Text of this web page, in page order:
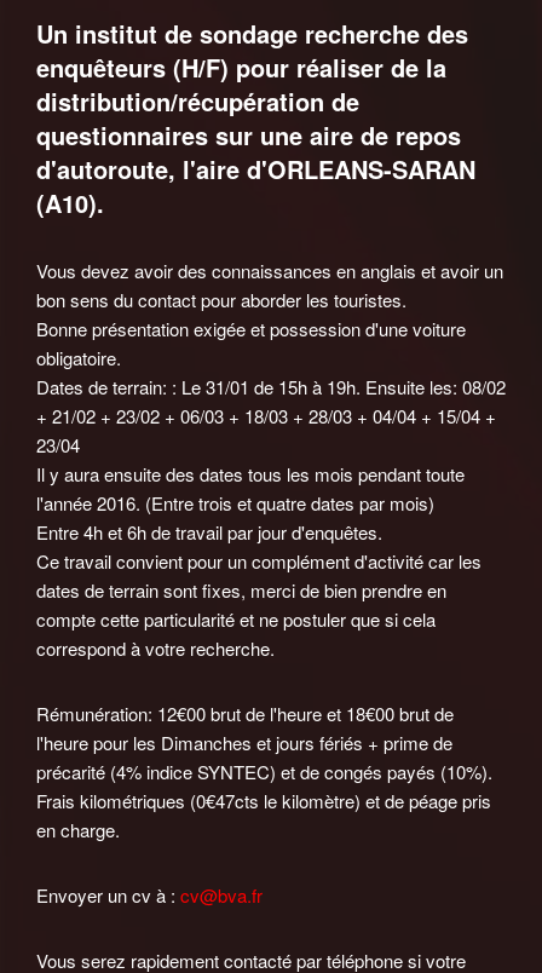
Un institut de sondage recherche des
enquêteurs (H/F) pour réaliser de la
distribution/récupération de
questionnaires sur une aire de repos
d'autoroute, l'aire d'ORLEANS-SARAN
(A10).
Vous devez avoir des connaissances en anglais et avoir un
bon sens du contact pour aborder les touristes.
Bonne présentation exigée et possession d'une voiture
obligatoire.
Dates de terrain: : Le 31/01 de 15h à 19h. Ensuite les: 08/02
+ 21/02 + 23/02 + 06/03 + 18/03 + 28/03 + 04/04 + 15/04 +
23/04
Il y aura ensuite des dates tous les mois pendant toute
l'année 2016. (Entre trois et quatre dates par mois)
Entre 4h et 6h de travail par jour d'enquêtes.
Ce travail convient pour un complément d'activité car les
dates de terrain sont fixes, merci de bien prendre en
compte cette particularité et ne postuler que si cela
correspond à votre recherche.
Rémunération: 12€00 brut de l'heure et 18€00 brut de
l'heure pour les Dimanches et jours fériés + prime de
précarité (4% indice SYNTEC) et de congés payés (10%).
Frais kilométriques (0€47cts le kilomètre) et de péage pris
en charge.
Envoyer un cv à : cv@bva.fr
Vous serez rapidement contacté par téléphone si votre